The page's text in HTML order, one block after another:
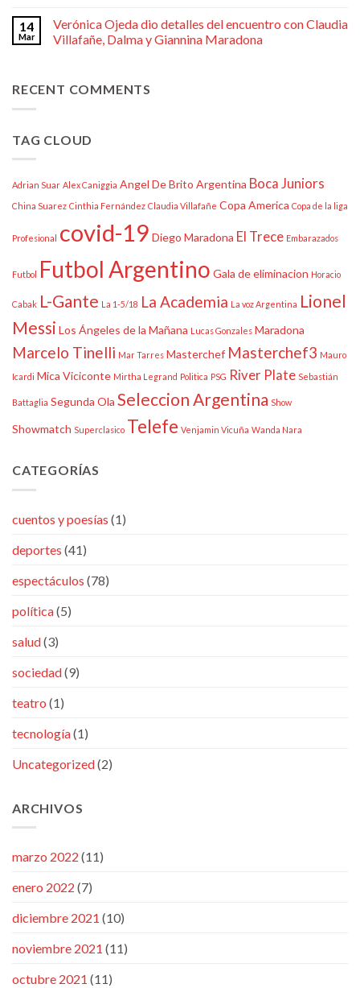
14
Mar
Verónica Ojeda dio detalles del encuentro con Claudia
Villafañe, Dalma y Giannina Maradona
RECENT COMMENTS
TAG CLOUD
Adrian Suar Alex Caniggia Angel De Brito Argentina Boca Juniors
China Suarez Cinthia Fernández Claudia Villafañe Copa America Copa de la liga
Profesional covid-19 Diego Maradona El Trece Embarazados
Futbol Futbol Argentino Gala de eliminacion Horacio
Cabak L-Gante La 1-5/18 La Academia La voz Argentina Lionel
Messi Los Ángeles de la Mañana Lucas Gonzales Maradona
Marcelo Tinelli Mar Tarres Masterchef Masterchef3 Mauro
Icardi Mica Viciconte Mirtha Legrand Politica PSG River Plate Sebastián
Battaglia Segunda Ola Seleccion Argentina Show
Showmatch Superclasico Telefe Venjamin Vicuña Wanda Nara
CATEGORÍAS
cuentos y poesías (1)
deportes (41)
espectáculos (78)
política(5)
salud(3)
sociedad(9)
teatro (1)
tecnología(1)
Uncategorized(2)
ARCHIVOS
marzo 2022 (11)
enero 2022 (7)
diciembre 2021 (10)
noviembre 2021 (11)
octubre 2021 (11)